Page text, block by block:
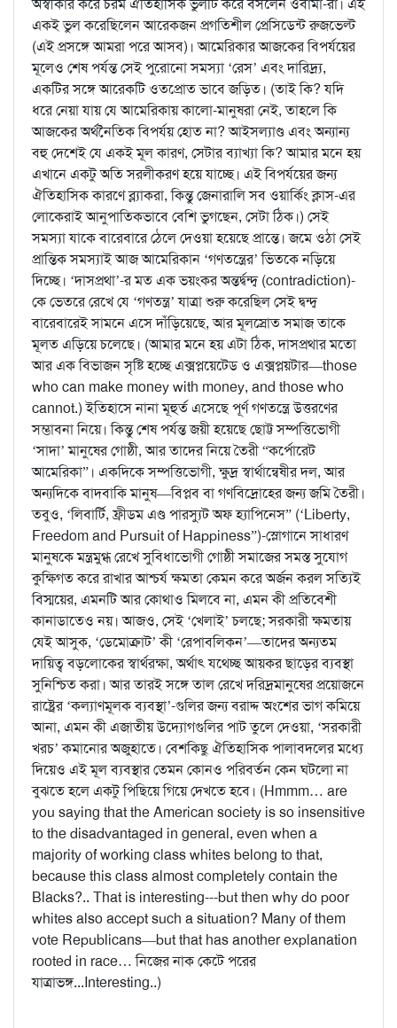
অস্বীকার করে চরম ঐতিহাসিক ভুলটি করে বসলেন ওবামা-রা। এই
একই ভুল করেছিলেন আরেকজন প্রগতিশীল প্রেসিডেন্ট রুজভেল্ট
(এই প্রসঙ্গে আমরা পরে আসব)। আমেরিকার আজকের বিপর্যয়ের
মূলেও শেষ পর্যন্ত সেই পুরোনো সমস্যা ‘রেস’ এবং দারিদ্র্য,
একটির সঙ্গে আরেকটি ওতপ্রোত ভাবে জড়িত। (তাই কি? যদি
ধরে নেয়া যায় যে আমেরিকায় কালো-মানুষরা নেই, তাহলে কি
আজকের অর্থনৈতিক বিপর্যয় হোত না? আইসল্যাণ্ড এবং অন্যান্য
বহু দেশেই যে একই মূল কারণ, সেটার ব্যাখ্যা কি? আমার মনে হয়
এখানে একটু অতি সরলীকরণ হয়ে যাচ্ছে। এই বিপর্যয়ের জন্য
ঐতিহাসিক কারণে ব্ল্যাকরা, কিন্তু জেনারালি সব ওয়ার্কিং ক্লাস-এর
লোকেরাই আনুপাতিকভাবে বেশি ভুগছেন, সেটা ঠিক।) সেই
সমস্যা যাকে বারেবারে ঠেলে দেওয়া হয়েছে প্রান্তে। জমে ওঠা সেই
প্রান্তিক সমস্যাই আজ আমেরিকান ‘গণতন্ত্রের’ ভিতকে নড়িয়ে
দিচ্ছে। ‘দাসপ্রথা’-র মত এক ভয়ংকর অন্তর্দ্বন্দ্ব (contradiction)-
কে ভেতরে রেখে যে ‘গণতন্ত্র’ যাত্রা শুরু করেছিল সেই দ্বন্দ্ব
বারেবারেই সামনে এসে দাঁড়িয়েছে, আর মূলস্রোত সমাজ তাকে
মূলত এড়িয়ে চলেছে। (আমার মনে হয় এটা ঠিক, দাসপ্রথার মতো
আর এক বিভাজন সৃষ্টি হচ্ছে এক্সপ্লয়েটেড ও এক্সপ্লয়টার—those
who can make money with money, and those who
cannot.) ইতিহাসে নানা মূহুর্ত এসেছে পূর্ণ গণতন্ত্রে উত্তরণের
সম্ভাবনা নিয়ে। কিন্তু শেষ পর্যন্ত জয়ী হয়েছে ছোট্ট সম্পত্তিভোগী
‘সাদা’ মানুষের গোষ্ঠী, আর তাদের নিয়ে তৈরী “কর্পোরেট
আমেরিকা”। একদিকে সম্পত্তিভোগী, ক্ষুদ্র স্বার্থান্বেষীর দল, আর
অন্যদিকে বাদবাকি মানুষ—বিপ্লব বা গণবিদ্রোহের জন্য জমি তৈরী।
তবুও, ‘লিবার্টি, ফ্রীডম এণ্ড পারস্যুট অফ হ্যাপিনেস” (‘Liberty,
Freedom and Pursuit of Happiness”)-স্লোগানে সাধারণ
মানুষকে মন্ত্রমুগ্ধ রেখে সুবিধাভোগী গোষ্ঠী সমাজের সমস্ত সুযোগ
কুক্ষিগত করে রাখার আশ্চর্য ক্ষমতা কেমন করে অর্জন করল সত্যিই
বিস্ময়ের, এমনটি আর কোথাও মিলবে না, এমন কী প্রতিবেশী
কানাডাতেও নয়। আজও, সেই ‘খেলাই’ চলছে; সরকারী ক্ষমতায়
যেই আসুক, ‘ডেমোক্রাট’ কী ‘রেপাবলিকন’—তাদের অন্যতম
দায়িত্ব বড়লোকের স্বার্থরক্ষা, অর্থাৎ যথেচ্ছ আয়কর ছাড়ের ব্যবস্থা
সুনিশ্চিত করা। আর তারই সঙ্গে তাল রেখে দরিদ্রমানুষের প্রয়োজনে
রাষ্ট্রের ‘কল্যাণমূলক ব্যবস্থা’-গুলির জন্য বরাদ্দ অংশের ভাগ কমিয়ে
আনা, এমন কী এজাতীয় উদ্যোগগুলির পাট তুলে দেওয়া, ‘সরকারী
খরচ’ কমানোর অজুহাতে। বেশকিছু ঐতিহাসিক পালাবদলের মধ্যে
দিয়েও এই মূল ব্যবস্থার তেমন কোনও পরিবর্তন কেন ঘটলো না
বুঝতে হলে একটু পিছিয়ে গিয়ে দেখতে হবে। (Hmmm… are
you saying that the American society is so insensitive
to the disadvantaged in general, even when a
majority of working class whites belong to that,
because this class almost completely contain the
Blacks?.. That is interesting---but then why do poor
whites also accept such a situation? Many of them
vote Republicans—but that has another explanation
rooted in race… নিজের নাক কেটে পরের
যাত্রাভঙ্গ...Interesting..)